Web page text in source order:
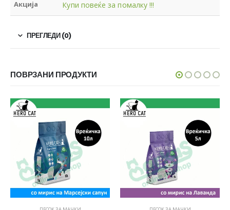
Акција Купи повеќе за помалку !!!
ПРЕГЛЕДИ (0)
ПОВРЗАНИ ПРОДУКТИ